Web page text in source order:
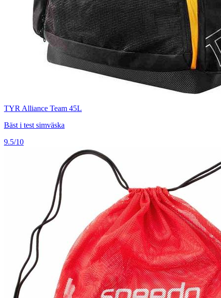
TYR Alliance Team 45L
Bäst i test simväska
9.5/10